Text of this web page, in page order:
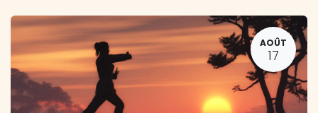
AOÛT
17